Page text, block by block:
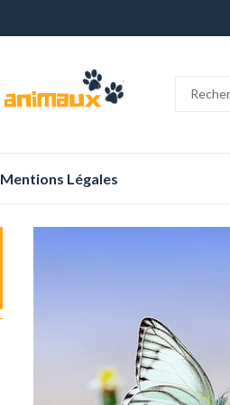
Mentions Légales